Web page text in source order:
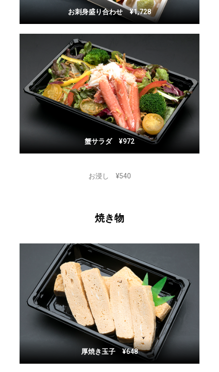
お刺身盛り合わせ ¥1,728
蟹サラダ ¥972
お浸し ¥540
焼き物
厚焼き玉子 ¥648